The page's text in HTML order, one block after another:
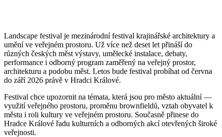
Landscape festival je mezinárodní festival krajinářské architektury a
umění ve veřejném prostoru. Už více než deset let přináší do
různých českých měst výstavy, umělecké instalace, debaty,
performance i odborný program zaměřený na veřejný prostor,
architekturu a podobu měst. Letos bude festival probíhat od června
do září 2026 právě v Hradci Králové.
Festival chce upozornit na témata, která jsou pro město aktuální —
využití veřejného prostoru, proměnu brownfieldů, vztah obyvatel k
městu i roli kultury ve veřejném prostoru. Současně přinese do
Hradce Králové řadu kulturních a odborných akcí otevřených široké
veřejnosti.